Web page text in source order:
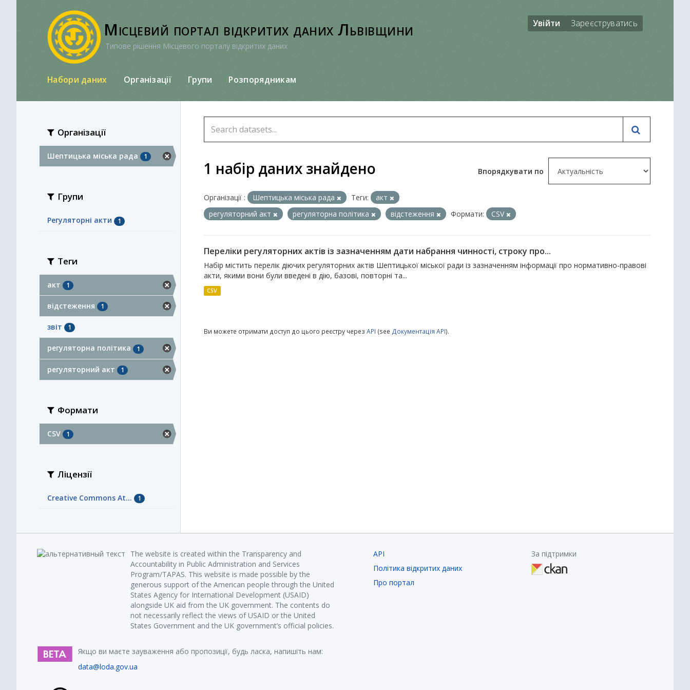
Місцевий портал відкритих даних Львівщини
Типове рішення Місцевого порталу відкритих даних
Увійти Зареєструватись
Набори даних Організації Групи Розпорядникам
Організації
Шептицька міська рада 1
Групи
Регуляторні акти 1
Теги
акт 1
відстеження 1
звіт 1
регуляторна політика 1
регуляторний акт 1
Формати
CSV 1
Ліцензії
Creative Commons At... 1
Впорядкувати по
1 набір даних знайдено
Організації : Шептицька міська рада Теги:
акт
регуляторний акт
регуляторна політика відстеження Формати: CSV
Переліки регуляторних актів із зазначенням дати набрання чинності, строку про...
Набір містить перелік діючих регуляторних актів Шептицької міської ради із зазначенням інформації про нормативно-правові
акти, якими вони були введені в дію, базові, повторні та...
CSV
Ви можете отримати доступ до цього реєстру через API (see Документація API).
The website is created within the Transparency and
Accountability in Public Administration and Services
Program/TAPAS. This website is made possible by the
generous support of the American people through the United
States Agency for International Development (USAID)
alongside UK aid from the UK government. The contents do
not necessarily reflect the views of USAID or the United
States Government and the UK government’s official policies.
Якщо ви маєте зауваження або пропозиції, будь ласка, напишіть нам:
data@loda.gov.ua
API
Політика відкритих даних
Про портал
За підтримки